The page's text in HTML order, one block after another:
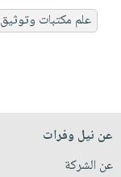
علم مكتبات وتوثيق
عن نيل وفرات
عن الشركة